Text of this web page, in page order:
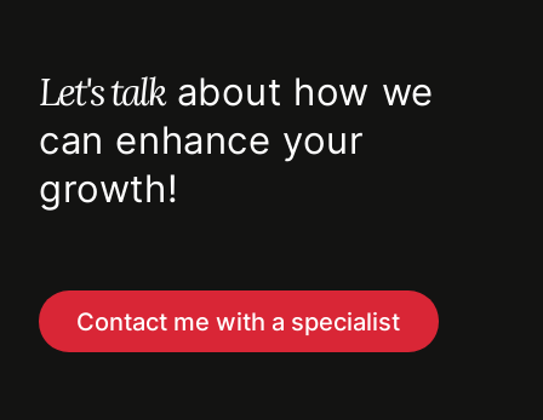
Let's talkabout how we
can enhance your
growth!
Contact me with a specialist